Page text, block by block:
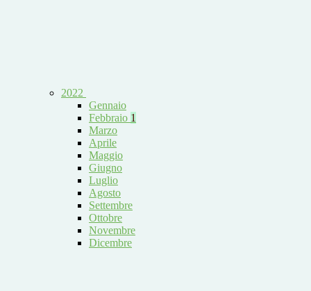
2022
Gennaio
Febbraio 1
Marzo
Aprile
Maggio
Giugno
Luglio
Agosto
Settembre
Ottobre
Novembre
Dicembre